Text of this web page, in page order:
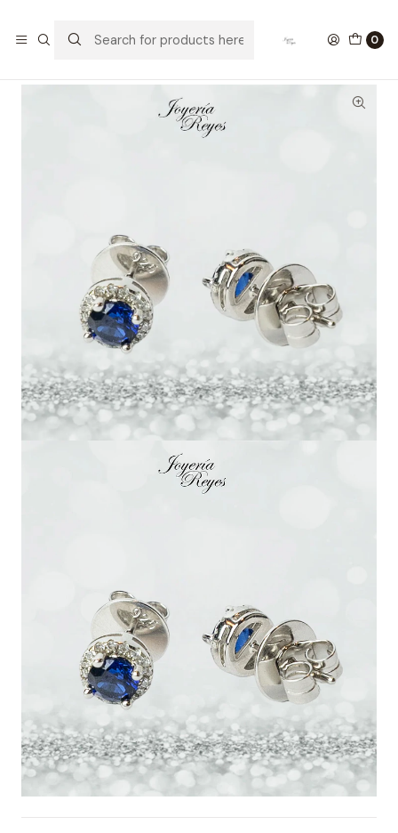
0
Aros de plata rodinada ley 925 circones zafiro azul